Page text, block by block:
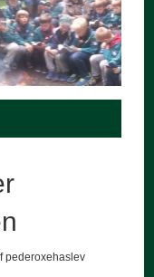
pederoxehaslev